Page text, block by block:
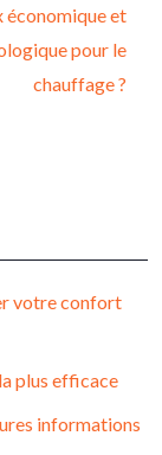
économique et
pour le
chauffage ?
votre confort
plus efficace
informations